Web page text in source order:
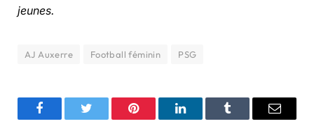
jeunes.
AJ Auxerre Football féminin PSG
FacebookTwitter Pinterest LinkedInTumblr Email